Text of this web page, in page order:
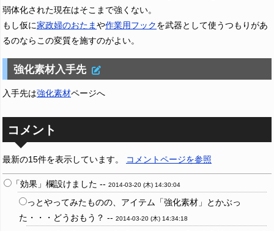
弱体化された現在はそこまで強くない。
もし仮に家政婦のおたまや作業用フックを武器として使うつもりがあ
るのならこの変質を施すのがよい。
強化素材入手先
入手先は強化素材ページへ
コメント
最新の15件を表示しています。 コメントページを参照
「効果」欄設けました -- 2014-03-20 (木) 14:30:04
っとやってみたものの、アイテム「強化素材」とかぶっ
た・・・どうおもう？ -- 2014-03-20 (木) 14:34:18